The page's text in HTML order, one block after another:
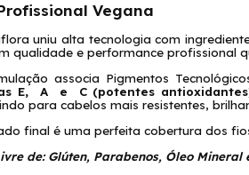
Vegana
uniu alta tecnologia com
qualidade e performance profissional
associa Pigmentos
E, A e C (potentes
para cabelos mais resistentes,
final é uma perfeita cobertura dos
de: Glúten, Parabenos, Óleo Mineral